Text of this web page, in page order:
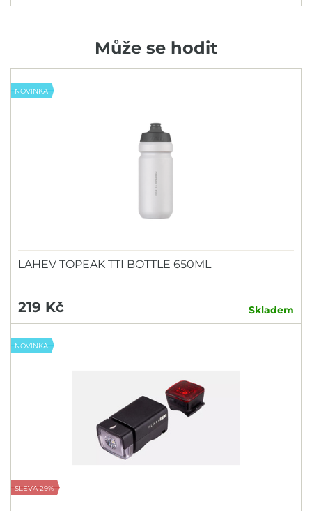
Může se hodit
NOVINKA
LAHEV TOPEAK TTI BOTTLE 650ML
219 Kč Skladem
NOVINKA
SLEVA 29%